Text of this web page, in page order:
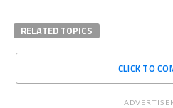
RELATED TOPICS
CLICK TO